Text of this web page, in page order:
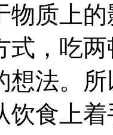
物质上
式，吃
想法。
饮食上着